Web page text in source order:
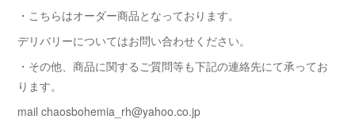
・こちらはオーダー商品となっております。
デリバリーについてはお問い合わせください。
・その他、商品に関するご質問等も下記の連絡先にて承ってお
ります。
mail chaosbohemia_rh@yahoo.co.jp